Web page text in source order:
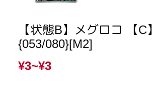
【状態B】メグロコ 【C】
{053/080}[M2]
¥3~¥3